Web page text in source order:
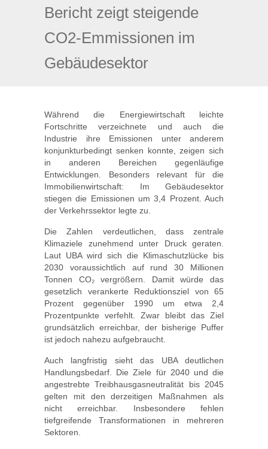
Bericht zeigt steigende
CO2-Emmissionen im
Gebäudesektor
Während die Energiewirtschaft leichte
Fortschritte verzeichnete und auch die
Industrie ihre Emissionen unter anderem
konjunkturbedingt senken konnte, zeigen sich
in anderen Bereichen gegenläufige
Entwicklungen. Besonders relevant für die
Immobilienwirtschaft: Im Gebäudesektor
stiegen die Emissionen um 3,4 Prozent. Auch
der Verkehrssektor legte zu.
Die Zahlen verdeutlichen, dass zentrale
Klimaziele zunehmend unter Druck geraten.
Laut UBA wird sich die Klimaschutzlücke bis
2030 voraussichtlich auf rund 30 Millionen
Tonnen CO₂ vergrößern. Damit würde das
gesetzlich verankerte Reduktionsziel von 65
Prozent gegenüber 1990 um etwa 2,4
Prozentpunkte verfehlt. Zwar bleibt das Ziel
grundsätzlich erreichbar, der bisherige Puffer
ist jedoch nahezu aufgebraucht.
Auch langfristig sieht das UBA deutlichen
Handlungsbedarf. Die Ziele für 2040 und die
angestrebte Treibhausgasneutralität bis 2045
gelten mit den derzeitigen Maßnahmen als
nicht erreichbar. Insbesondere fehlen
tiefgreifende Transformationen in mehreren
Sektoren.